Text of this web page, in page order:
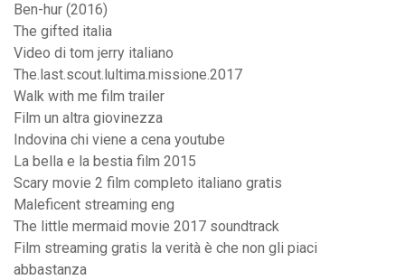
Ben-hur (2016)
The gifted italia
Video di tom jerry italiano
The.last.scout.lultima.missione.2017
Walk with me film trailer
Film un altra giovinezza
Indovina chi viene a cena youtube
La bella e la bestia film 2015
Scary movie 2 film completo italiano gratis
Maleficent streaming eng
The little mermaid movie 2017 soundtrack
Film streaming gratis la verità è che non gli piaci
abbastanza